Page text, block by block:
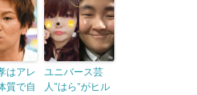
はアレ
質で自
ユニバース芸
人”はら”がヒル